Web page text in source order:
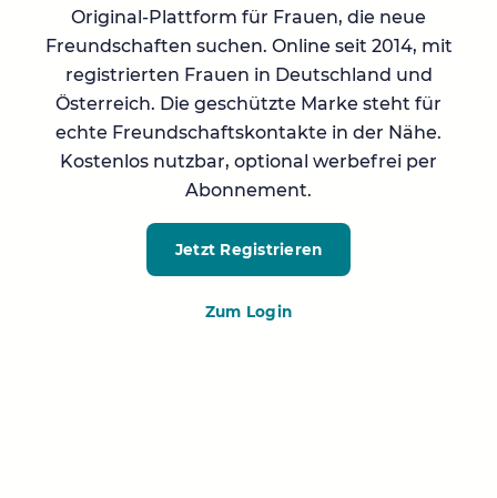
Original-Plattform für Frauen, die neue
Freundschaften suchen. Online seit 2014, mit
registrierten Frauen in Deutschland und
Österreich. Die geschützte Marke steht für
echte Freundschaftskontakte in der Nähe.
Kostenlos nutzbar, optional werbefrei per
Abonnement.
Jetzt Registrieren
Zum Login